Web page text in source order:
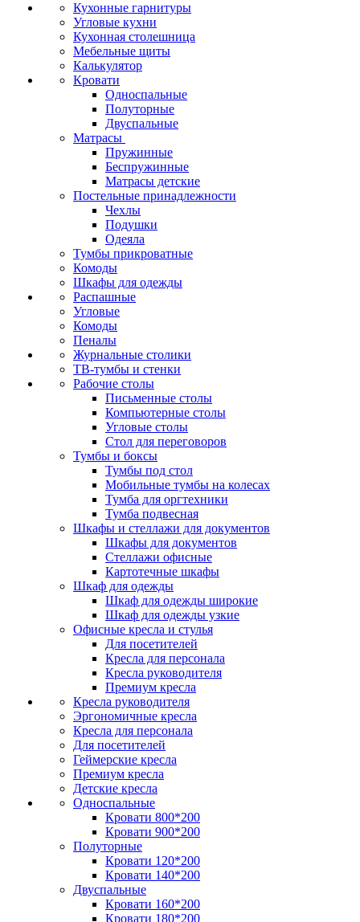
Кухонные гарнитуры
Угловые кухни
Кухонная столешница
Мебельные щиты
Калькулятор
Кровати
Односпальные
Полуторные
Двуспальные
Матрасы
Пружинные
Беспружинные
Матрасы детские
Постельные принадлежности
Чехлы
Подушки
Одеяла
Тумбы прикроватные
Комоды
Шкафы для одежды
Распашные
Угловые
Комоды
Пеналы
Журнальные столики
ТВ‑тумбы и стенки
Рабочие столы
Письменные столы
Компьютерные столы
Угловые столы
Стол для переговоров
Тумбы и боксы
Тумбы под стол
Мобильные тумбы на колесах
Тумба для оргтехники
Тумба подвесная
Шкафы и стеллажи для документов
Шкафы для документов
Стеллажи офисные
Картотечные шкафы
Шкаф для одежды
Шкаф для одежды широкие
Шкаф для одежды узкие
Офисные кресла и стулья
Для посетителей
Кресла для персонала
Кресла руководителя
Премиум кресла
Кресла руководителя
Эргономичные кресла
Кресла для персонала
Для посетителей
Геймерские кресла
Премиум кресла
Детские кресла
Односпальные
Кровати 800*200
Кровати 900*200
Полуторные
Кровати 120*200
Кровати 140*200
Двуспальные
Кровати 160*200
Кровати 180*200